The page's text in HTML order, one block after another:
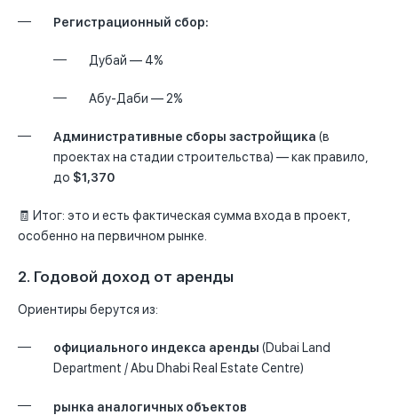
Регистрационный сбор:
Дубай — 4%
Абу-Даби — 2%
Административные сборы застройщика (в
проектах на стадии строительства) — как правило,
до $1,370
🧾 Итог: это и есть фактическая сумма входа в проект,
особенно на первичном рынке.
2. Годовой доход от аренды
Ориентиры берутся из:
официального индекса аренды (Dubai Land
Department / Abu Dhabi Real Estate Centre)
рынка аналогичных объектов